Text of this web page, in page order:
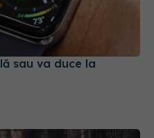
sau va duce la